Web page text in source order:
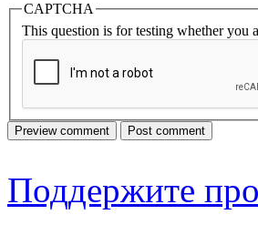
CAPTCHA
This question is for testing whether you
Поддержите